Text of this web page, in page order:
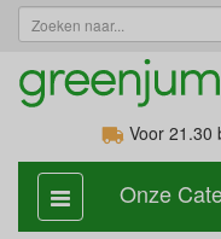
Voor 21.30
categorie
aan,
Onze